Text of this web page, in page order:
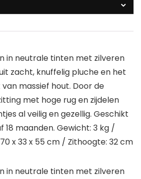
in neutrale tinten met zilveren
zacht, knuffelig pluche en het
massief hout. Door de
met hoge rug en zijdelen
al veilig en gezellig. Geschikt
18 maanden. Gewicht: 3 kg /
x 33 x 55 cm / Zithoogte: 32 cm
in neutrale tinten met zilveren